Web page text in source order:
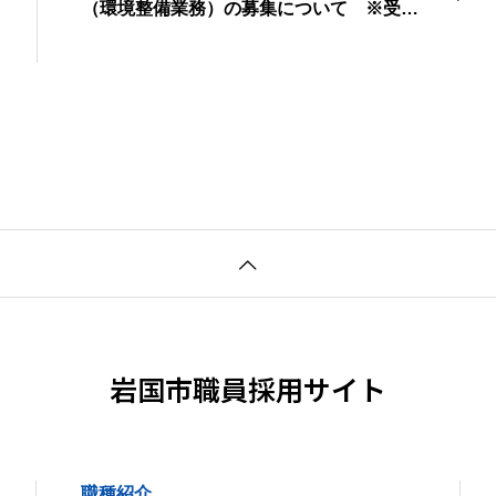
（環境整備業務）の募集について ※受付
岩国市職員採用サイト